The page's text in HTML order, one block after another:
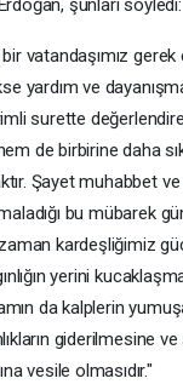
şunları söyledi:
vatandaşımız
yardım ve
surette
de birbirine daha
Şayet muhabbet ve
bu mübarek
kardeşliğimiz
yerini
da kalplerin
giderilmesine ve
vesile olmasıdır."